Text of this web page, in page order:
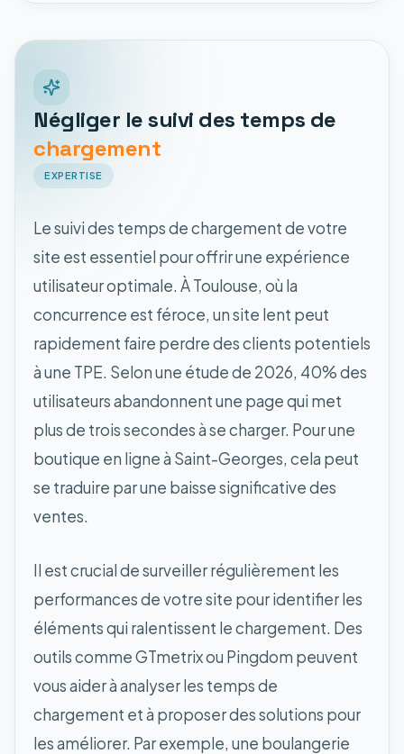
Négliger le suivi des temps de
chargement
EXPERTISE
Le suivi des temps de chargement de votre
site est essentiel pour offrir une expérience
utilisateur optimale. À Toulouse, où la
concurrence est féroce, un site lent peut
rapidement faire perdre des clients potentiels
à une TPE. Selon une étude de 2026, 40% des
utilisateurs abandonnent une page qui met
plus de trois secondes à se charger. Pour une
boutique en ligne à Saint-Georges, cela peut
se traduire par une baisse significative des
ventes.
Il est crucial de surveiller régulièrement les
performances de votre site pour identifier les
éléments qui ralentissent le chargement. Des
outils comme GTmetrix ou Pingdom peuvent
vous aider à analyser les temps de
chargement et à proposer des solutions pour
les améliorer. Par exemple, une boulangerie